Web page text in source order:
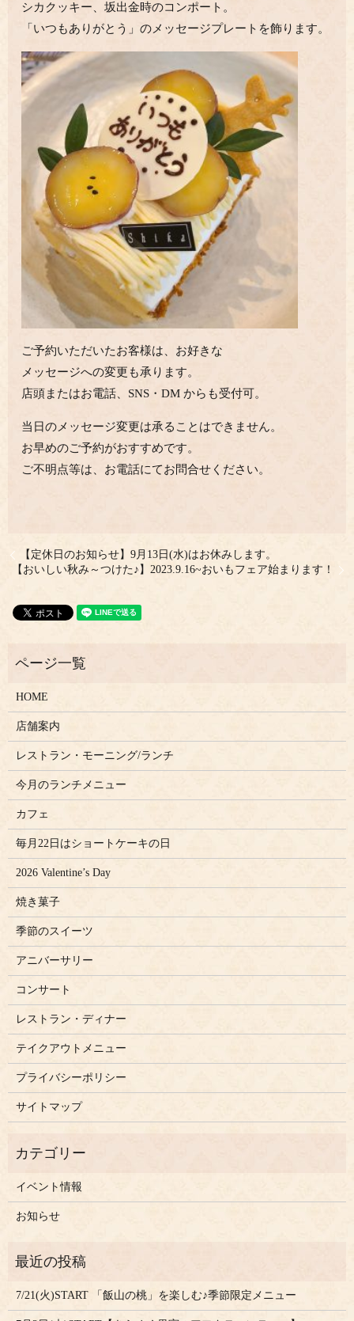
シカクッキー、坂出金時のコンポート。
「いつもありがとう」のメッセージプレートを飾ります。
ご予約いただいたお客様は、お好きな
メッセージへの変更も承ります。
店頭またはお電話、SNS・DM からも受付可。
当日のメッセージ変更は承ることはできません。
お早めのご予約がおすすめです。
ご不明点等は、お電話にてお問合せください。
【定休日のお知らせ】9月13日(水)はお休みします。
【おいしい秋み～つけた♪】2023.9.16~おいもフェア始まります！
HOME
店舗案内
レストラン・モーニング/ランチ
今月のランチメニュー
カフェ
毎月22日はショートケーキの日
2026 Valentine’s Day
焼き菓子
季節のスイーツ
アニバーサリー
コンサート
レストラン・ディナー
テイクアウトメニュー
プライバシーポリシー
サイトマップ
イベント情報
お知らせ
7/21(火)START 「飯山の桃」を楽しむ♪季節限定メニュー